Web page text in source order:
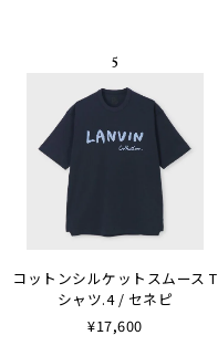
コットンシルケットスムース T
シャツ.4 / セネピ
¥17,600